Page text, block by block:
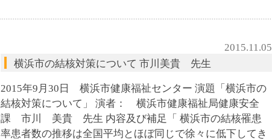
2015.11.05
横浜市の結核対策について 市川美貴 先生
2015年9月30日 横浜市健康福祉センター 演題「横浜市の
結核対策について」 演者： 横浜市健康福祉局健康安全
課 市川 美貴 先生 内容及び補足「 横浜市の結核罹患
率患者数の推移は全国平均とほぼ同じで徐々に低下してき